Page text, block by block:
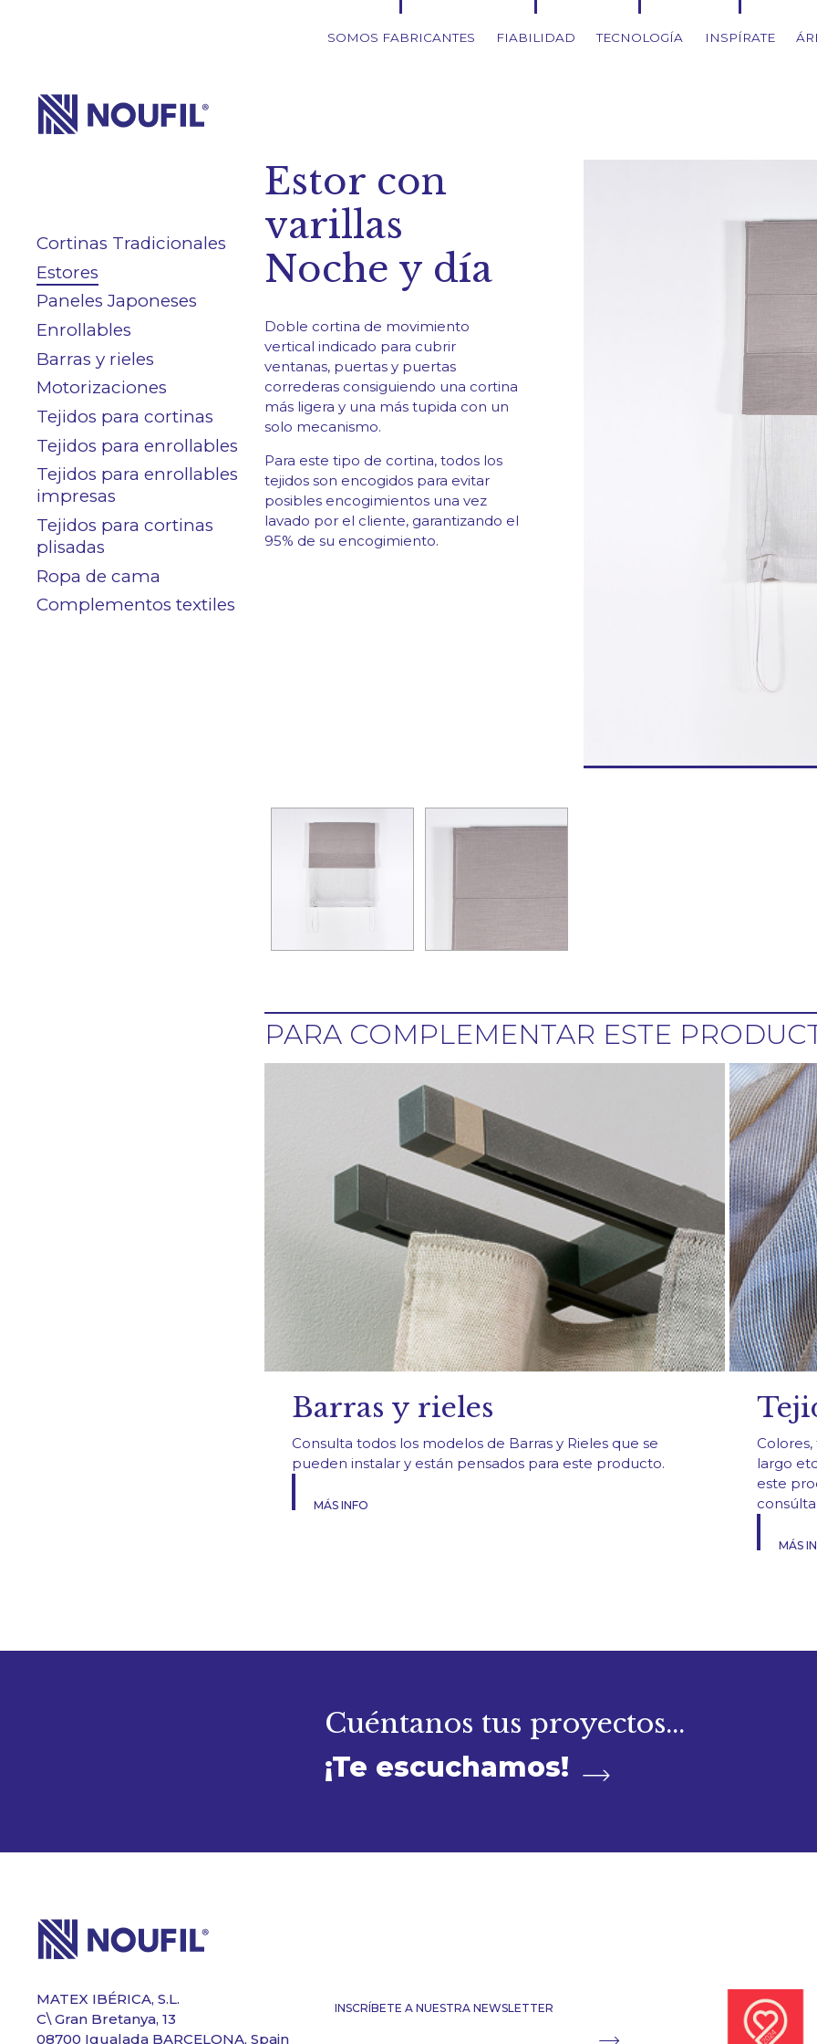
SOMOS FABRICANTES FIABILIDAD TECNOLOGÍA INSPÍRATE
Empresa
Servicios
Productos
Blog/News
Contacto
Área clientes
Cortinas Tradicionales
Estores
Paneles Japoneses
Enrollables
Barras y rieles
Motorizaciones
Tejidos para cortinas
Tejidos para enrollables
Tejidos para enrollables
impresas
Tejidos para cortinas
plisadas
Ropa de cama
Complementos textiles
Estor con
varillas
Noche y día
Doble cortina de movimiento
vertical indicado para cubrir
ventanas, puertas y puertas
correderas consiguiendo una cortina
más ligera y una más tupida con un
solo mecanismo.
Para este tipo de cortina, todos los
tejidos son encogidos para evitar
posibles encogimientos una vez
lavado por el cliente, garantizando el
95% de su encogimiento.
PARA COMPLEMENTAR ESTE
Barras y rieles
Consulta todos los modelos de Barras y Rieles que se
pueden instalar y están pensados para este producto.
MÁS INFO
largo
este
MÁS
Cuéntanos tus proyectos...
¡Te escuchamos!
MATEX IBÉRICA, S.L.
C\ Gran Bretanya, 13
08700 Igualada BARCELONA, Spain
INSCRÍBETE A NUESTRA NEWSLETTER